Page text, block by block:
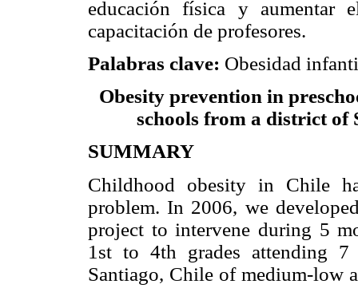
educación física y aumentar
capacitación de profesores.
Palabras clave: Obesidad
Obesity prevention in
schools from a district of
SUMMARY
Childhood obesity in Chile
problem. In 2006, we
project to intervene during 5
1st to 4th grades attending
Santiago, Chile of medium-low